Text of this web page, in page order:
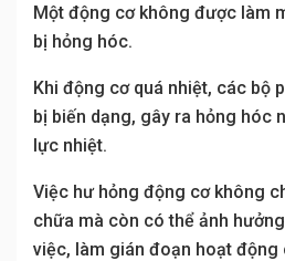
Một động cơ không được làm
bị hỏng hóc.
Khi động cơ quá nhiệt, các bộ
bị biến dạng, gây ra hỏng hóc
lực nhiệt.
Việc hư hỏng động cơ không
chữa mà còn có thể ảnh
việc, làm gián đoạn hoạt động